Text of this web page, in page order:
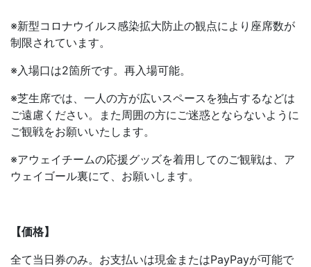
※新型コロナウイルス感染拡大防止の観点により座席数が
制限されています。
※入場口は2箇所です。再入場可能。
※芝生席では、一人の方が広いスペースを独占するなどは
ご遠慮ください。また周囲の方にご迷惑とならないように
ご観戦をお願いいたします。
※アウェイチームの応援グッズを着用してのご観戦は、ア
ウェイゴール裏にて、お願いします。
【価格】
全て当日券のみ。お支払いは現金またはPayPayが可能で